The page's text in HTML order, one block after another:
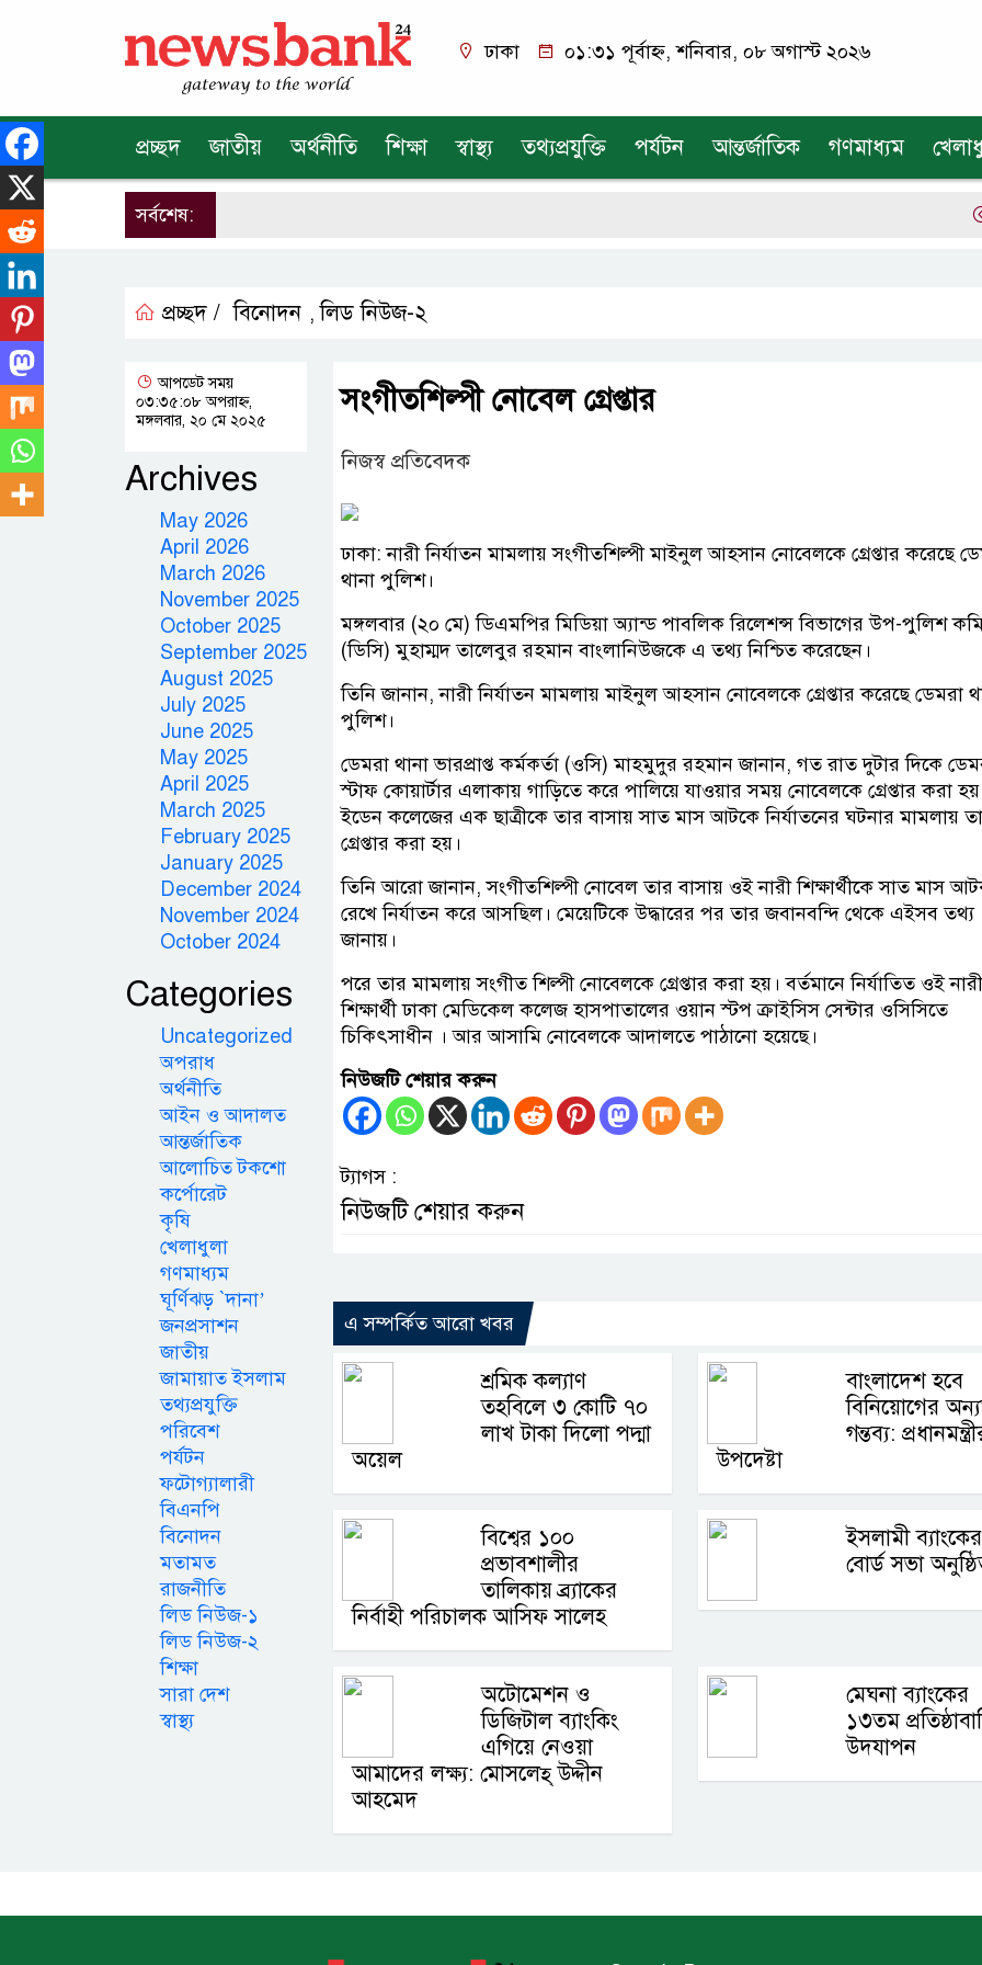
ঢাকা ০১:৩১ পূর্বাহ্ন, শনিবার, ০৮ অগাস্ট ২০২৬
প্রচ্ছদ জাতীয় অর্থনীতি শিক্ষা স্বাস্থ্য তথ্যপ্রযুক্তি পর্যটন আন্তর্জাতিক গণমাধ্যম
সর্বশেষ:
প্রচ্ছদ / বিনোদন ,লিড নিউজ-২
সংগীতশিল্পী নোবেল গ্রেপ্তার
নিজস্ব প্রতিবেদক
ঢাকা: নারী নির্যাতন মামলায় সংগীতশিল্পী মাইনুল আহসান নোবেলকে গ্রেপ্তার করেছে
থানা পুলিশ।
মঙ্গলবার (২০ মে) ডিএমপির মিডিয়া অ্যান্ড পাবলিক রিলেশন্স বিভাগের উপ-পুলিশ
(ডিসি) মুহাম্মদ তালেবুর রহমান বাংলানিউজকে এ তথ্য নিশ্চিত করেছেন।
তিনি জানান, নারী নির্যাতন মামলায় মাইনুল আহসান নোবেলকে গ্রেপ্তার করেছে ডেমরা
পুলিশ।
ডেমরা থানা ভারপ্রাপ্ত কর্মকর্তা (ওসি) মাহমুদুর রহমান জানান, গত রাত দুটার দিকে
স্টাফ কোয়ার্টার এলাকায় গাড়িতে করে পালিয়ে যাওয়ার সময় নোবেলকে গ্রেপ্তার করা
ইডেন কলেজের এক ছাত্রীকে তার বাসায় সাত মাস আটকে নির্যাতনের ঘটনার মামলায়
গ্রেপ্তার করা হয়।
তিনি আরো জানান, সংগীতশিল্পী নোবেল তার বাসায় ওই নারী শিক্ষার্থীকে সাত মাস
রেখে নির্যাতন করে আসছিল। মেয়েটিকে উদ্ধারের পর তার জবানবন্দি থেকে এইসব তথ্য
জানায়।
পরে তার মামলায় সংগীত শিল্পী নোবেলকে গ্রেপ্তার করা হয়। বর্তমানে নির্যাতিত ওই নারী
শিক্ষার্থী ঢাকা মেডিকেল কলেজ হাসপাতালের ওয়ান স্টপ ক্রাইসিস সেন্টার ওসিসিতে
চিকিৎসাধীন । আর আসামি নোবেলকে আদালতে পাঠানো হয়েছে।
নিউজটি শেয়ার করুন
ট্যাগস :
নিউজটি শেয়ার করুন
এ সম্পর্কিত আরো খবর
শ্রমিক কল্যাণ
তহবিলে ৩ কোটি ৭০
লাখ টাকা দিলো পদ্মা
অয়েল
বাংলাদেশ হবে
বিনিয়োগের
গন্তব্য:
উপদেষ্টা
বিশ্বের ১০০
প্রভাবশালীর
তালিকায় ব্র্যাকের
নির্বাহী পরিচালক আসিফ সালেহ
ইসলামী ব্যাংকের
বোর্ড সভা
অটোমেশন ও
ডিজিটাল ব্যাংকিং
এগিয়ে নেওয়া
আমাদের লক্ষ্য: মোসলেহ্‌ উদ্দীন
আহমেদ
মেঘনা ব্যাংকের
১৩তম
উদযাপন
আপডেট সময়
০৩:৩৫:০৮ অপরাহ্ন,
মঙ্গলবার, ২০ মে ২০২৫
Archives
May 2026
April 2026
March 2026
November 2025
October 2025
September 2025
August 2025
July 2025
June 2025
May 2025
April 2025
March 2025
February 2025
January 2025
December 2024
November 2024
October 2024
Categories
Uncategorized
অপরাধ
অর্থনীতি
আইন ও আদালত
আন্তর্জাতিক
আলোচিত টকশো
কর্পোরেট
কৃষি
খেলাধুলা
গণমাধ্যম
ঘূর্ণিঝড় `দানা’
জনপ্রসাশন
জাতীয়
জামায়াত ইসলাম
তথ্যপ্রযুক্তি
পরিবেশ
পর্যটন
ফটোগ্যালারী
বিএনপি
বিনোদন
মতামত
রাজনীতি
লিড নিউজ-১
লিড নিউজ-২
শিক্ষা
সারা দেশ
স্বাস্থ্য